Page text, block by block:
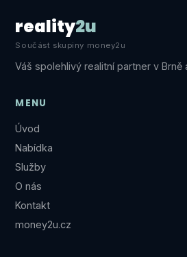
reality2u
Součást skupiny money2u
Váš spolehlivý realitní partner v Brně
MENU
Úvod
Nabídka
Služby
O nás
Kontakt
money2u.cz